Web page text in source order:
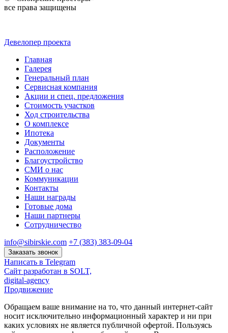
все права защищены
Девелопер проекта
Главная
Галерея
Генеральный план
Сервисная компания
Акции и спец. предложения
Стоимость участков
Ход строительства
О комплексе
Ипотека
Документы
Расположение
Благоустройство
СМИ о нас
Коммуникации
Контакты
Наши награды
Готовые дома
Наши партнеры
Сотрудничество
info@sibirskie.com +7 (383) 383-09-04
Заказать звонок
Написать в Telegram
Сайт разработан в SOLT,
digital-agency
Продвижение
Обращаем ваше внимание на то, что данный интернет-сайт
носит исключительно информационный характер и ни при
каких условиях не является публичной офертой. Пользуясь